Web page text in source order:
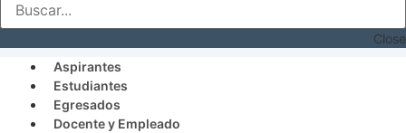
Close
Aspirantes
Estudiantes
Egresados
Docente y Empleado